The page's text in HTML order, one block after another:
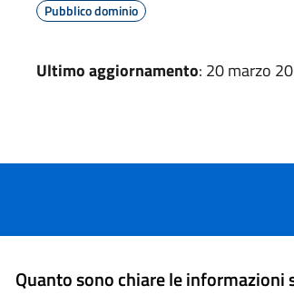
Pubblico dominio
Ultimo aggiornamento: 20 marzo
Quanto sono chiare le informazioni